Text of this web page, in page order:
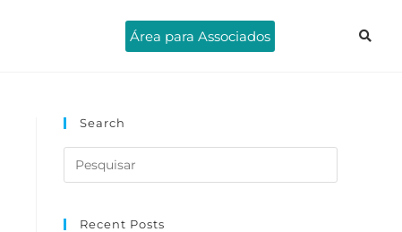
Área para Associados
Search
Recent Posts